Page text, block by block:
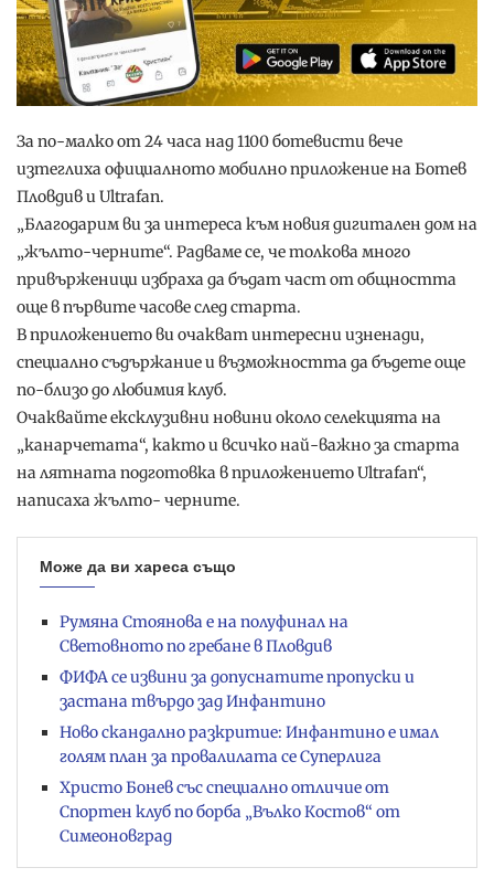
За по-малко от 24 часа над 1100 ботевисти вече
изтеглиха официалното мобилно приложение на Ботев
Пловдив и Ultrafan.
„Благодарим ви за интереса към новия дигитален дом на
„жълто-черните“. Радваме се, че толкова много
привърженици избраха да бъдат част от общността
още в първите часове след старта.
В приложението ви очакват интересни изненади,
специално съдържание и възможността да бъдете още
по-близо до любимия клуб.
Очаквайте ексклузивни новини около селекцията на
„канарчетата“, както и всичко най-важно за старта
на лятната подготовка в приложението Ultrafan“,
написаха жълто- черните.
Може да ви хареса също
Румяна Стоянова е на полуфинал на
Световното по гребане в Пловдив
ФИФА се извини за допуснатите пропуски и
застана твърдо зад Инфантино
Ново скандално разкритие: Инфантино е имал
голям план за провалилата се Суперлига
Христо Бонев със специално отличие от
Спортен клуб по борба „Вълко Костов“ от
Симеоновград